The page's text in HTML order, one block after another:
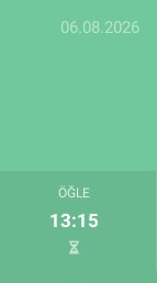
06.08.2026
ÖĞLE
13:15